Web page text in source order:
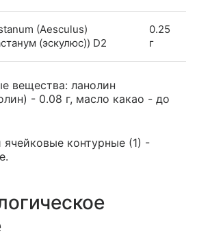
(Aesculus)
(эскулюс)) D2
0.25
г
вещества: ланолин
- 0.08 г, масло какао - до
ячейковые контурные (1) -